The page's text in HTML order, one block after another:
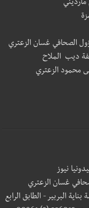
الصحافي غسان الزعتري
ديب الملاح
محمود الزعتري
نيوز
غسان الزعتري
البربير - الطابق الرابع